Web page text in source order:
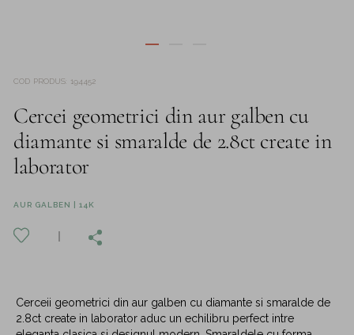
COD PRODUS 194452
Cercei geometrici din aur galben cu
diamante si smaralde de 2.8ct create in
laborator
AUR GALBEN | 14K
Cerceii geometrici din aur galben cu diamante si smaralde de
2.8ct create in laborator aduc un echilibru perfect intre